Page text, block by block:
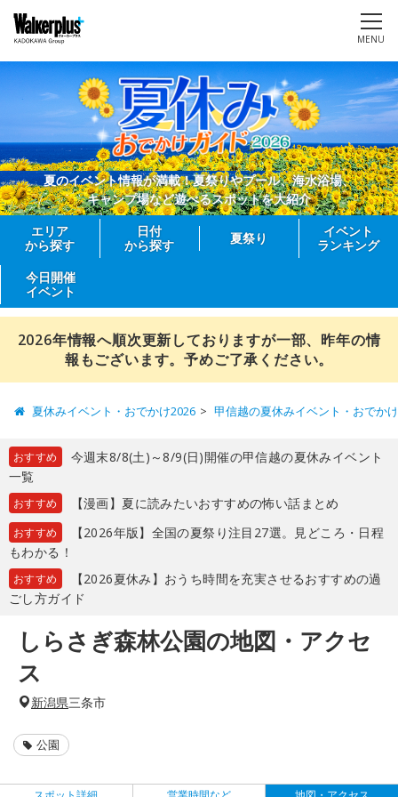
MENU
夏のイベント情報が満載！夏祭りやプール、海水浴場、
キャンプ場など遊べるスポットを大紹介
エリア
から探す
日付
から探す
夏祭り
イベント
ランキング
今日開催
イベント
2026年情報へ順次更新しておりますが一部、昨年の情
報もございます。予めご了承ください。
夏休みイベント・おでかけ2026 甲信越の夏休みイベント・おでか
おすすめ
今週末8/8(土)～8/9(日)開催の甲信越の夏休みイベント
一覧
おすすめ 【漫画】夏に読みたいおすすめの怖い話まとめ
おすすめ
【2026年版】全国の夏祭り注目27選。見どころ・日程
もわかる！
おすすめ
【2026夏休み】おうち時間を充実させるおすすめの過
ごし方ガイド
しらさぎ森林公園の地図・アクセ
ス
新潟県三条市
公園